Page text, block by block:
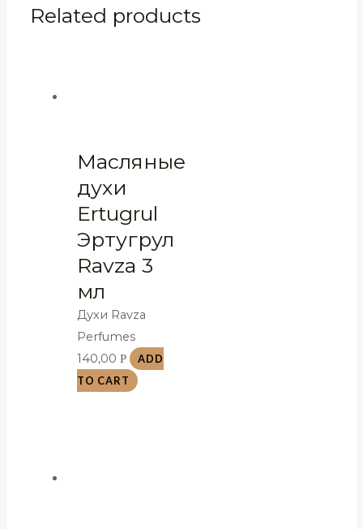
Related products
Масляные
духи
Ertugrul
Эртугрул
Ravza 3
мл
Духи Ravza
Perfumes
140,00Р
ADD
TO CART